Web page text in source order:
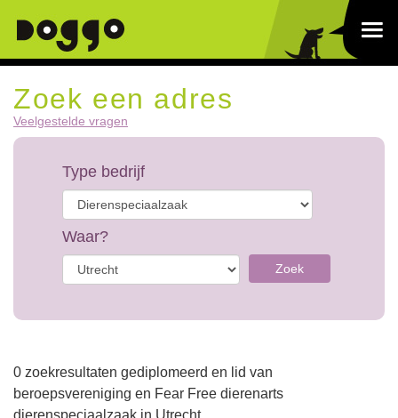
Zoek een adres
Veelgestelde vragen
Type bedrijf
Waar?
Zoek
0 zoekresultaten gediplomeerd en lid van
beroepsvereniging en Fear Free dierenarts
dierenspeciaalzaak in Utrecht